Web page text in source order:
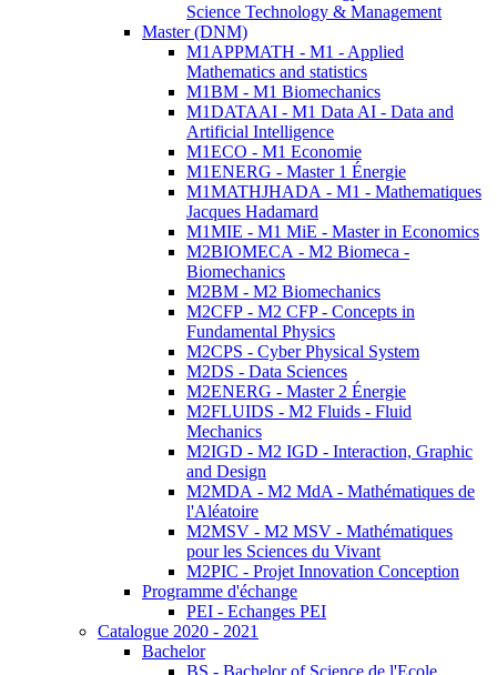
Science Technology & Management
Master (DNM)
M1APPMATH - M1 - Applied
Mathematics and statistics
M1BM - M1 Biomechanics
M1DATAAI - M1 Data AI - Data and
Artificial Intelligence
M1ECO - M1 Economie
M1ENERG - Master 1 Énergie
M1MATHJHADA - M1 - Mathematiques
Jacques Hadamard
M1MIE - M1 MiE - Master in Economics
M2BIOMECA - M2 Biomeca -
Biomechanics
M2BM - M2 Biomechanics
M2CFP - M2 CFP - Concepts in
Fundamental Physics
M2CPS - Cyber Physical System
M2DS - Data Sciences
M2ENERG - Master 2 Énergie
M2FLUIDS - M2 Fluids - Fluid
Mechanics
M2IGD - M2 IGD - Interaction, Graphic
and Design
M2MDA - M2 MdA - Mathématiques de
l'Aléatoire
M2MSV - M2 MSV - Mathématiques
pour les Sciences du Vivant
M2PIC - Projet Innovation Conception
Programme d'échange
PEI - Echanges PEI
Catalogue 2020 - 2021
Bachelor
BS - Bachelor of Science de l'Ecole